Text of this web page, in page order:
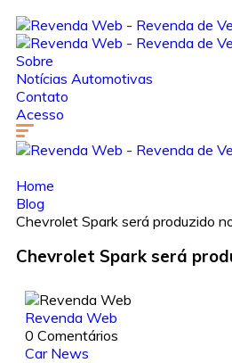
Sobre
Notícias Automotivas
Contato
Acesso
Home
Blog
Chevrolet Spark será produzido
Chevrolet Spark será
Revenda Web
0 Comentários
Car News